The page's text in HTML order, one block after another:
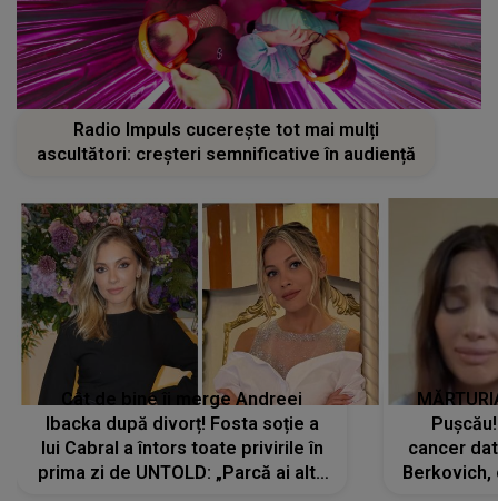
Radio Impuls cucerește tot mai mulți
ascultători: creșteri semnificative în audiență
Cât de bine îi merge Andreei
Ibacka după divorț! Fosta soție a
lui Cabral a întors toate privirile în
prima zi de UNTOLD: „Parcă ai altă
cancer
Berkovich,